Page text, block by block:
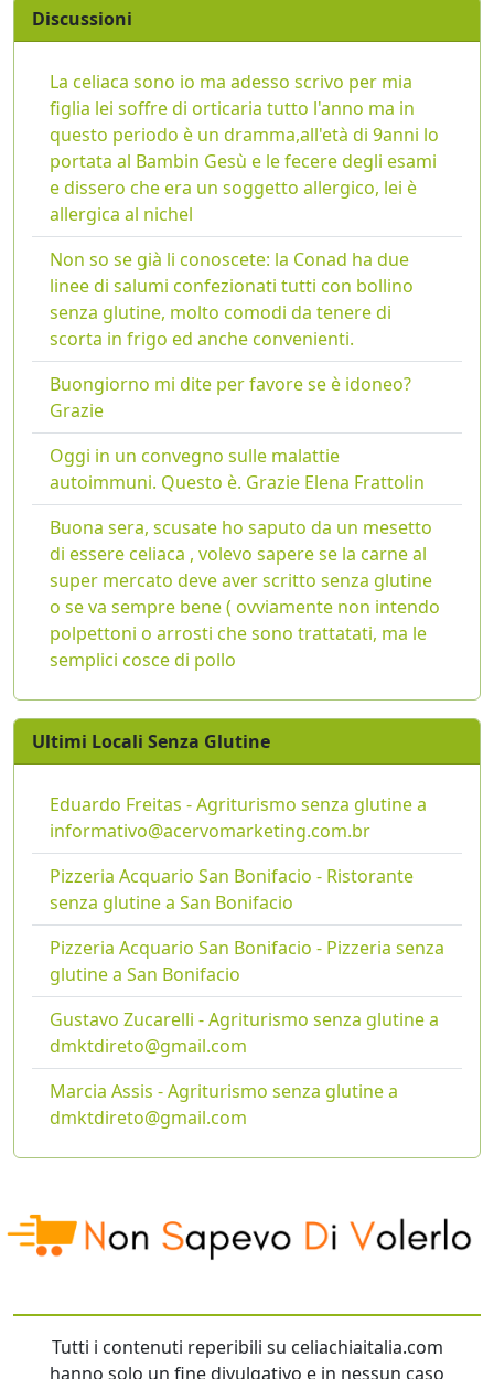
Discussioni
La celiaca sono io ma adesso scrivo per mia
figlia lei soffre di orticaria tutto l'anno ma in
questo periodo è un dramma,all'età di 9anni lo
portata al Bambin Gesù e le fecere degli esami
e dissero che era un soggetto allergico, lei è
allergica al nichel
Non so se già li conoscete: la Conad ha due
linee di salumi confezionati tutti con bollino
senza glutine, molto comodi da tenere di
scorta in frigo ed anche convenienti.
Buongiorno mi dite per favore se è idoneo?
Grazie
Oggi in un convegno sulle malattie
autoimmuni. Questo è. Grazie Elena Frattolin
Buona sera, scusate ho saputo da un mesetto
di essere celiaca , volevo sapere se la carne al
super mercato deve aver scritto senza glutine
o se va sempre bene ( ovviamente non intendo
polpettoni o arrosti che sono trattatati, ma le
semplici cosce di pollo
Ultimi Locali Senza Glutine
Eduardo Freitas - Agriturismo senza glutine a
informativo@acervomarketing.com.br
Pizzeria Acquario San Bonifacio - Ristorante
senza glutine a San Bonifacio
Pizzeria Acquario San Bonifacio - Pizzeria senza
glutine a San Bonifacio
Gustavo Zucarelli - Agriturismo senza glutine a
dmktdireto@gmail.com
Marcia Assis - Agriturismo senza glutine a
dmktdireto@gmail.com
Tutti i contenuti reperibili su celiachiaitalia.com
hanno solo un fine divulgativo e in nessun caso